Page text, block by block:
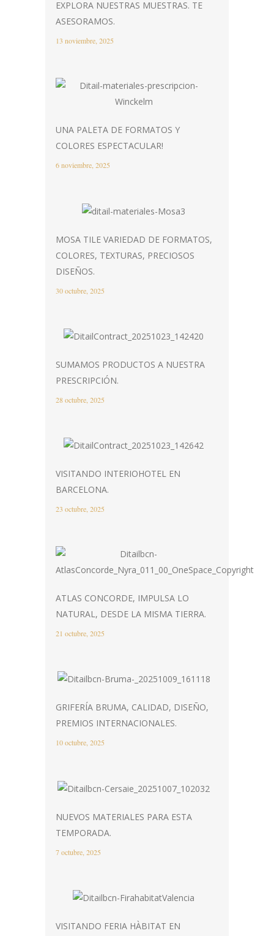
EXPLORA NUESTRAS MUESTRAS. TE
ASESORAMOS.
13 noviembre, 2025
UNA PALETA DE FORMATOS Y
COLORES ESPECTACULAR!
6 noviembre, 2025
MOSA TILE VARIEDAD DE FORMATOS,
COLORES, TEXTURAS, PRECIOSOS
DISEÑOS.
30 octubre, 2025
SUMAMOS PRODUCTOS A NUESTRA
PRESCRIPCIÓN.
28 octubre, 2025
VISITANDO INTERIOHOTEL EN
BARCELONA.
23 octubre, 2025
ATLAS CONCORDE, IMPULSA LO
NATURAL, DESDE LA MISMA TIERRA.
21 octubre, 2025
GRIFERÍA BRUMA, CALIDAD, DISEÑO,
PREMIOS INTERNACIONALES.
10 octubre, 2025
NUEVOS MATERIALES PARA ESTA
TEMPORADA.
7 octubre, 2025
VISITANDO FERIA HÀBITAT EN